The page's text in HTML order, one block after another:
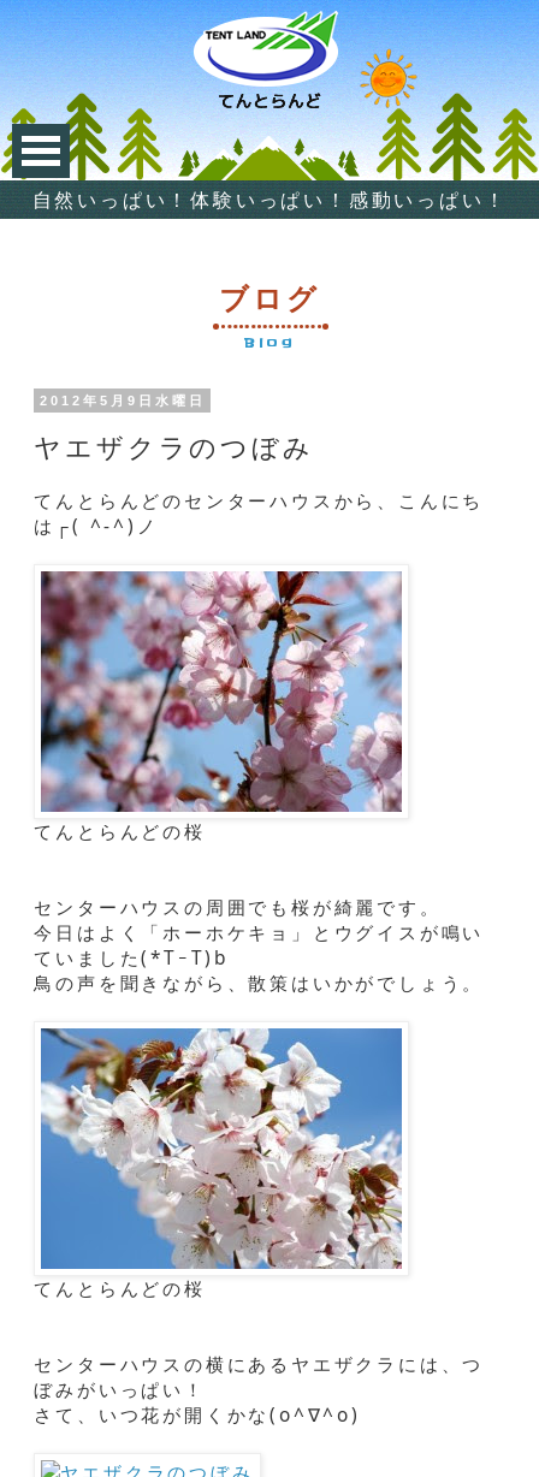
自然いっぱい！体験いっぱい！感動いっぱい！
ブログ
Blog
2012年5月9日水曜日
ヤエザクラのつぼみ
てんとらんどのセンターハウスから、こんにち
は┌( ^-^)ノ
てんとらんどの桜
センターハウスの周囲でも桜が綺麗です。
今日はよく「ホーホケキョ」とウグイスが鳴い
ていました(*TｰT)b
鳥の声を聞きながら、散策はいかがでしょう。
てんとらんどの桜
センターハウスの横にあるヤエザクラには、つ
ぼみがいっぱい！
さて、いつ花が開くかな(o^∇^o)